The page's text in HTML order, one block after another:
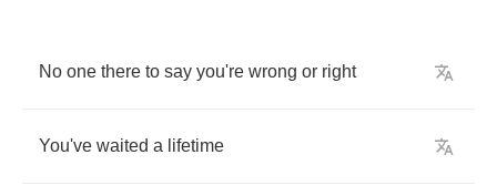
No one there to say you're wrong or right
You've waited a lifetime